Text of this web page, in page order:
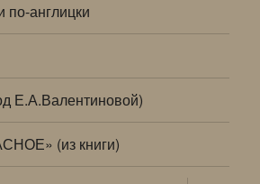
по-англицки
Е.А.Валентиновой)
(из книги)